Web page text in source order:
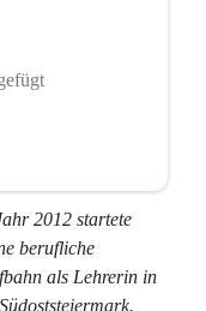
2012 startete
berufliche
als Lehrerin in